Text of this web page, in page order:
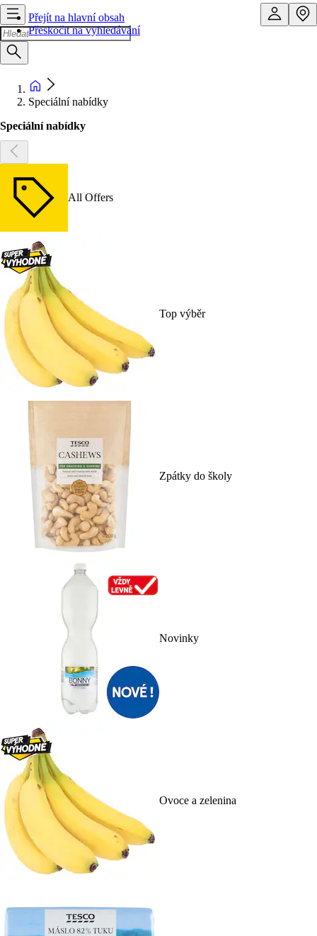
Přejít na hlavní obsah
Přeskočit na vyhledávání
Speciální nabídky
Speciální nabídky
All Offers
Top výběr
Zpátky do školy
Novinky
Ovoce a zelenina